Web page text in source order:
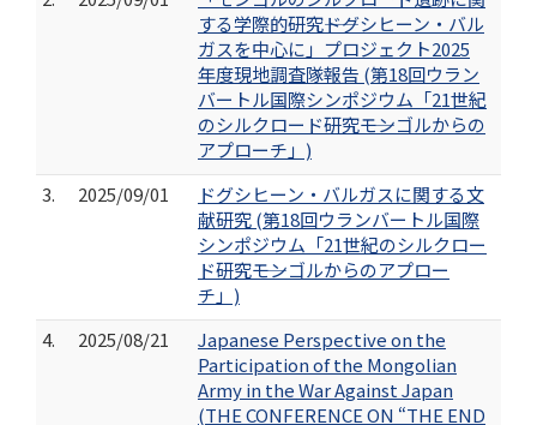
する学際的研究――ドグシヒーン・バル
ガスを中心に」プロジェクト2025
年度現地調査隊報告 (第18回ウラン
バートル国際シンポジウム「21世紀
のシルクロード研究――モンゴルからの
アプローチ」)
3.
2025/09/01
ドグシヒーン・バルガスに関する文
献研究 (第18回ウランバートル国際
シンポジウム「21世紀のシルクロー
ド研究――モンゴルからのアプロー
チ」)
4.
2025/08/21
Japanese Perspective on the
Participation of the Mongolian
Army in the War Against Japan
(THE CONFERENCE ON “THE END